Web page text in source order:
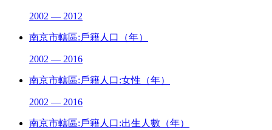
2002 — 2012
南京市轄區:戶籍人口（年）
2002 — 2016
南京市轄區:戶籍人口:女性（年）
2002 — 2016
南京市轄區:戶籍人口:出生人數（年）